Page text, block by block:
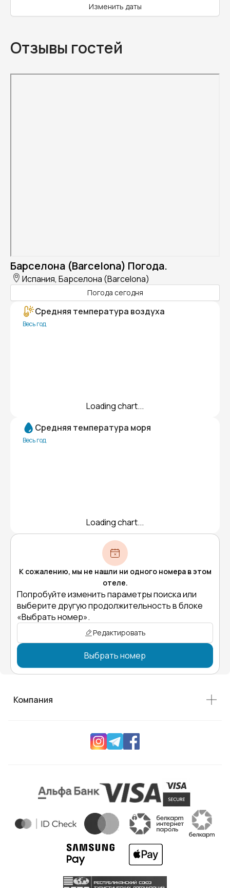
Изменить даты
Отзывы гостей
Барселона (Barcelona) Погода.
Испания, Барселона (Barcelona)
Погода сегодня
Средняя температура воздуха
Весь год
Loading chart...
Средняя температура моря
Весь год
Loading chart...
К сожалению, мы не нашли ни одного номера в этом
отеле.
Попробуйте изменить параметры поиска или
выберите другую продолжительность в блоке
«Выбрать номер».
Редактировать
Выбрать номер
Компания